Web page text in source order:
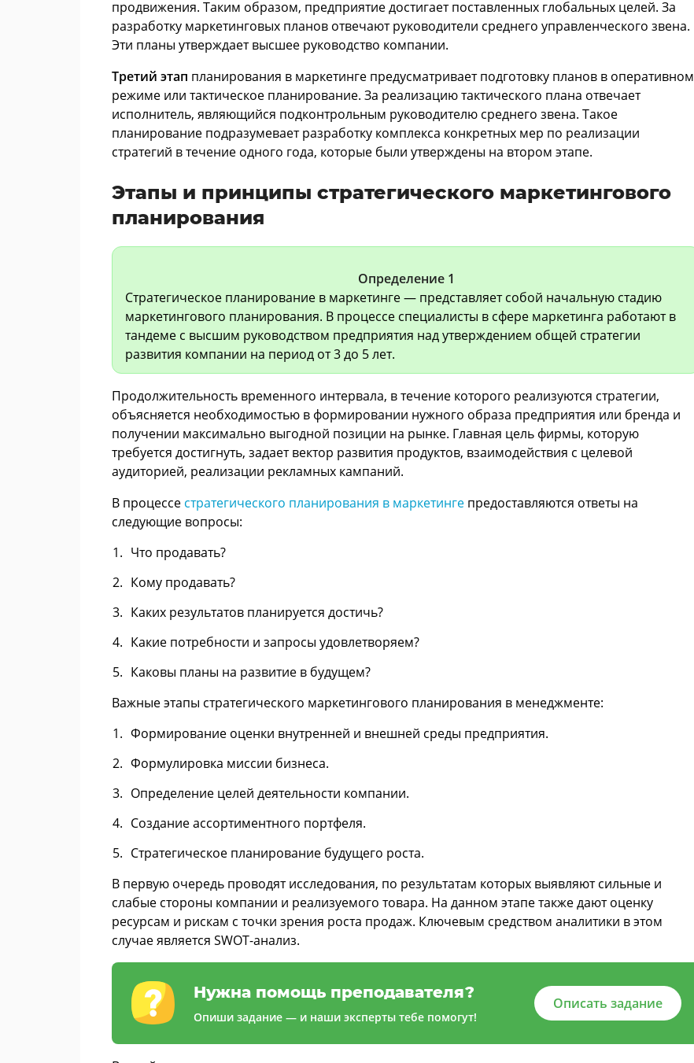
продвижения. Таким образом, предприятие достигает поставленных глобальных целей. За
разработку маркетинговых планов отвечают руководители среднего управленческого звена.
Эти планы утверждает высшее руководство компании.
Третий этап планирования в маркетинге предусматривает подготовку планов в оперативном
режиме или тактическое планирование. За реализацию тактического плана отвечает
исполнитель, являющийся подконтрольным руководителю среднего звена. Такое
планирование подразумевает разработку комплекса конкретных мер по реализации
стратегий в течение одного года, которые были утверждены на втором этапе.
Этапы и принципы стратегического маркетингового
планирования
Определение 1
Стратегическое планирование в маркетинге — представляет собой начальную стадию
маркетингового планирования. В процессе специалисты в сфере маркетинга работают в
тандеме с высшим руководством предприятия над утверждением общей стратегии
развития компании на период от 3 до 5 лет.
Продолжительность временного интервала, в течение которого реализуются стратегии,
объясняется необходимостью в формировании нужного образа предприятия или бренда и
получении максимально выгодной позиции на рынке. Главная цель фирмы, которую
требуется достигнуть, задает вектор развития продуктов, взаимодействия с целевой
аудиторией, реализации рекламных кампаний.
В процессе стратегического планирования в маркетинге предоставляются ответы на
следующие вопросы:
Что продавать?
Кому продавать?
Каких результатов планируется достичь?
Какие потребности и запросы удовлетворяем?
Каковы планы на развитие в будущем?
Важные этапы стратегического маркетингового планирования в менеджменте:
Формирование оценки внутренней и внешней среды предприятия.
Формулировка миссии бизнеса.
Определение целей деятельности компании.
Создание ассортиментного портфеля.
Стратегическое планирование будущего роста.
В первую очередь проводят исследования, по результатам которых выявляют сильные и
слабые стороны компании и реализуемого товара. На данном этапе также дают оценку
ресурсам и рискам с точки зрения роста продаж. Ключевым средством аналитики в этом
случае является SWOT-анализ.
Нужна помощь преподавателя?
Опиши задание — и наши эксперты тебе помогут!
Описать задание